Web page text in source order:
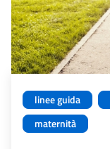
linee guida
maternità